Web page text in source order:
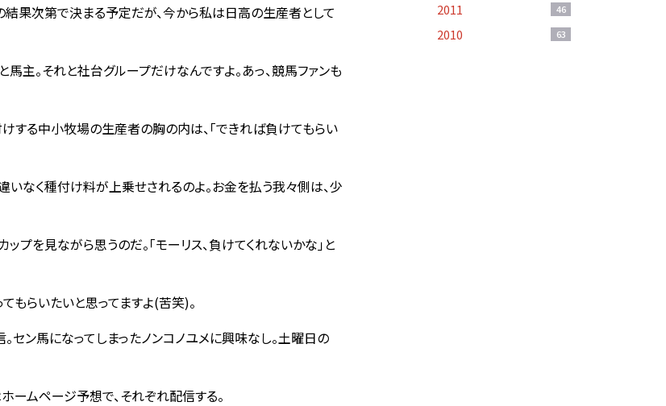
果次第で決まる予定だが、今から私は日高の生産者として
主。それと社台グループだけなんですよ。あっ、競馬ファンも
する中小牧場の生産者の胸の内は、｢できれば負けてもらい
いなく種付け料が上乗せされるのよ。お金を払う我々側は、少
プを見ながら思うのだ。｢モーリス、負けてくれないかな｣と
もらいたいと思ってますよ(苦笑)。
セン馬になってしまったノンコノユメに興味なし。土曜日の
ームページ予想で、それぞれ配信する。
2011 46
2010 63